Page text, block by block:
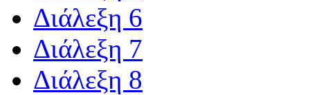
Διάλεξη 6
Διάλεξη 7
Διάλεξη 8